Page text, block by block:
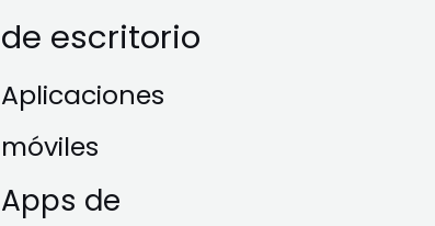
de escritorio
Aplicaciones
móviles
Apps de